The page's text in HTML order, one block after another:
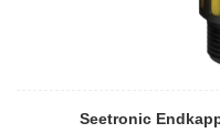
Seetronic